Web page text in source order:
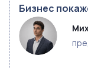
Бизнес